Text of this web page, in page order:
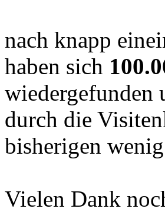
nach knapp
haben sich
wiedergefunden
durch die
bisherigen
Vielen Dank